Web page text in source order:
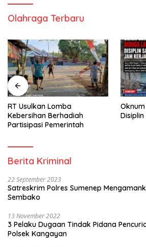
Olahraga Terbaru
RT Usulkan Lomba
Kebersihan Berhadiah
Partisipasi Pemerintah
Berita Kriminal
22 September 2023
Satreskrim Polres Sumenep
Sembako
13 November 2022
3 Pelaku Dugaan Tindak Pidana
Polsek Kangayan